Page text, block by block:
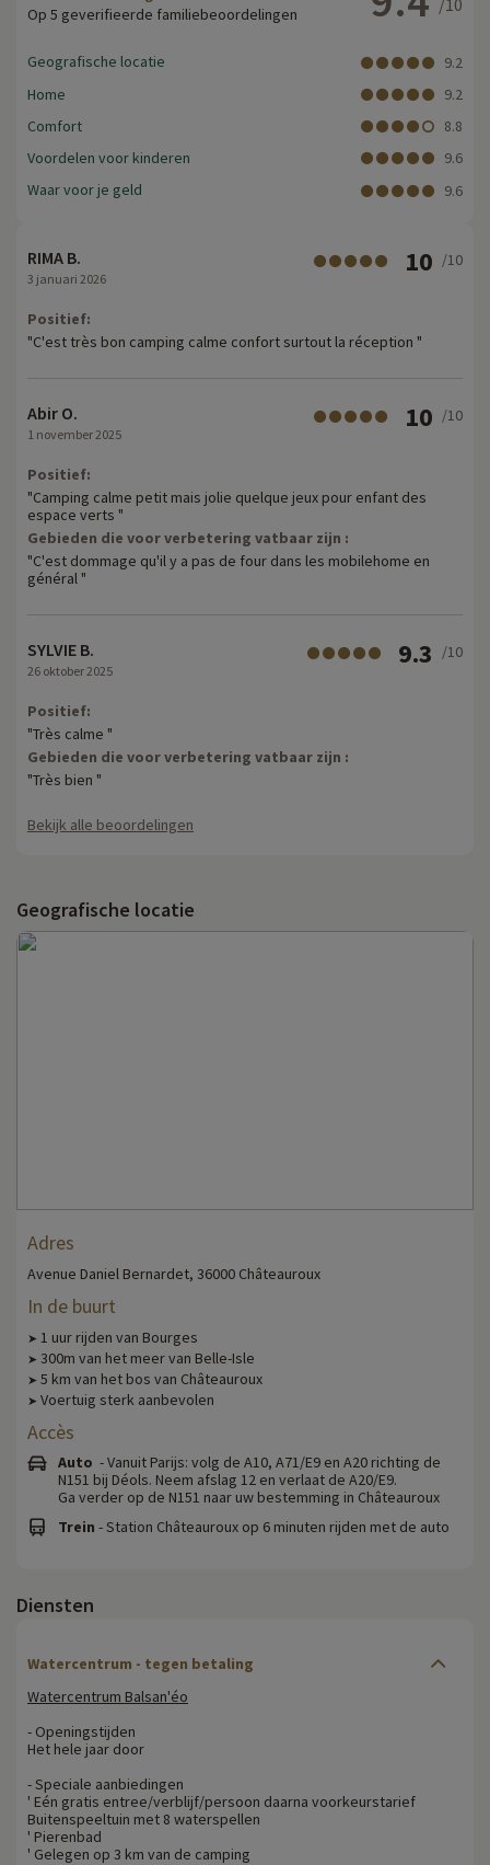
Op 5 geverifieerde familiebeoordelingen
/10
Geografische locatie
9.2
Home
9.2
Comfort
8.8
Voordelen voor kinderen
9.6
Waar voor je geld
9.6
RIMA B.
3 januari 2026
10 /10
Positief:
"C'est très bon camping calme confort surtout la réception "
Abir O.
1 november 2025
10 /10
Positief:
"Camping calme petit mais jolie quelque jeux pour enfant des
espace verts "
Gebieden die voor verbetering vatbaar zijn :
"C'est dommage qu'il y a pas de four dans les mobilehome en
général "
SYLVIE B.
26 oktober 2025
9.3 /10
Positief:
"Très calme "
Gebieden die voor verbetering vatbaar zijn :
"Très bien "
Bekijk alle beoordelingen
Geografische locatie
Adres
Avenue Daniel Bernardet, 36000 Châteauroux
In de buurt
➤ 1 uur rijden van Bourges
➤ 300m van het meer van Belle-Isle
➤ 5 km van het bos van Châteauroux
➤ Voertuig sterk aanbevolen
Accès
Auto - Vanuit Parijs: volg de A10, A71/E9 en A20 richting de
N151 bij Déols. Neem afslag 12 en verlaat de A20/E9.
Ga verder op de N151 naar uw bestemming in Châteauroux
Trein - Station Châteauroux op 6 minuten rijden met de auto
Diensten
Watercentrum - tegen betaling
Watercentrum Balsan'éo
- Openingstijden
Het hele jaar door
- Speciale aanbiedingen
' Eén gratis entree/verblijf/persoon daarna voorkeurstarief
Buitenspeeltuin met 8 waterspellen
' Pierenbad
' Gelegen op 3 km van de camping